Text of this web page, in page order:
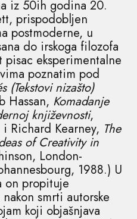
iz 50ih godina 20.
prispodobljen
postmoderne, u
do irskoga filozofa
pisac eksperimentalne
poznatim pod
(Tekstovi nizašto)
Hassan, Komadanje
književnosti,
Richard Kearney, The
of Creativity in
London-
1988.) U
on propituje
smrti autorske
koji objašnjava